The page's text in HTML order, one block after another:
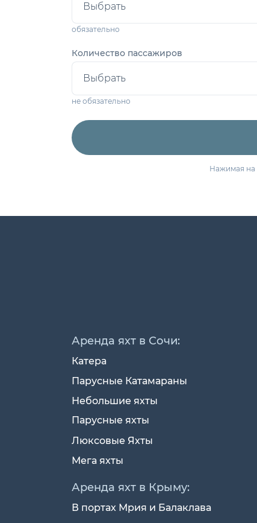
обязательно
Количество пассажиров
не обязательно
Нажимая на
Аренда яхт в Сочи:
Катера
Парусные Катамараны
Небольшие яхты
Парусные яхты
Люксовые Яхты
Мега яхты
Аренда яхт в Крыму:
В портах Мрия и Балаклава